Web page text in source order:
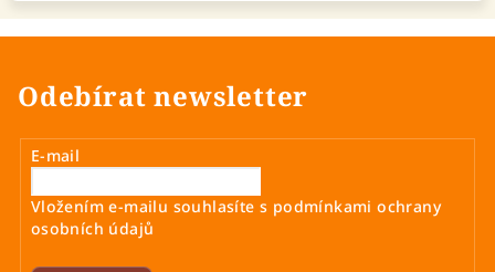
Odebírat newsletter
E-mail
Vložením e-mailu souhlasíte s podmínkami ochrany
osobních údajů